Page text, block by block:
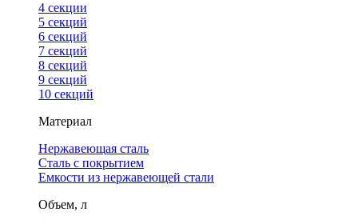
4 cекции
5 секций
6 секций
7 секций
8 секций
9 секций
10 секций
Материал
Нержавеющая сталь
Сталь с покрытием
Емкости из нержавеющей стали
Объем, л